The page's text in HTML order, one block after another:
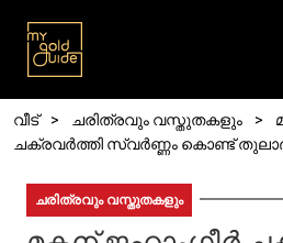
Breadcrumb
വീട് ചരിത്രവും വസ്തുതകളും
ചക്രവർത്തി സ്വർണ്ണം കൊണ്ട്
ചരിത്രവും വസ്തുതകളും